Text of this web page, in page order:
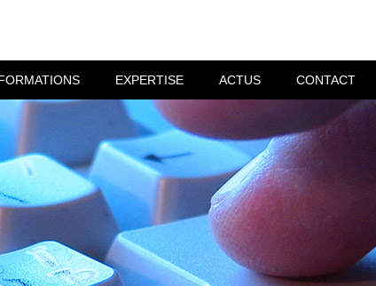
EXPERTISE ACTUS CONTACT